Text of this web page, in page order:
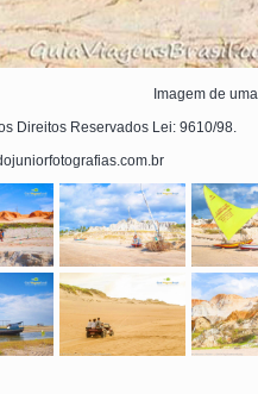
Imagem de
Direitos Reservados Lei: 9610/98.